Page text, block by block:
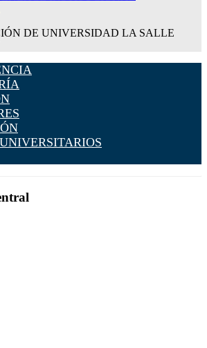
DE UNIVERSIDAD LA SALLE